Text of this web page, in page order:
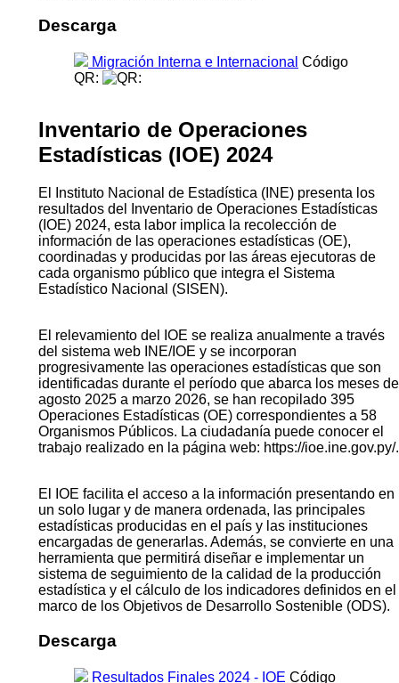
Descarga
Migración Interna e Internacional Código
QR:
Inventario de Operaciones
Estadísticas (IOE) 2024
El Instituto Nacional de Estadística (INE) presenta los
resultados del Inventario de Operaciones Estadísticas
(IOE) 2024, esta labor implica la recolección de
información de las operaciones estadísticas (OE),
coordinadas y producidas por las áreas ejecutoras de
cada organismo público que integra el Sistema
Estadístico Nacional (SISEN).
El relevamiento del IOE se realiza anualmente a través
del sistema web INE/IOE y se incorporan
progresivamente las operaciones estadísticas que son
identificadas durante el período que abarca los meses de
agosto 2025 a marzo 2026, se han recopilado 395
Operaciones Estadísticas (OE) correspondientes a 58
Organismos Públicos. La ciudadanía puede conocer el
trabajo realizado en la página web: https://ioe.ine.gov.py/.
El IOE facilita el acceso a la información presentando en
un solo lugar y de manera ordenada, las principales
estadísticas producidas en el país y las instituciones
encargadas de generarlas. Además, se convierte en una
herramienta que permitirá diseñar e implementar un
sistema de seguimiento de la calidad de la producción
estadística y el cálculo de los indicadores definidos en el
marco de los Objetivos de Desarrollo Sostenible (ODS).
Descarga
Resultados Finales 2024 - IOE Código